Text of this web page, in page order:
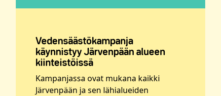
Vedensäästökampanja
käynnistyy Järvenpään alueen
kiinteistöissä
Kampanjassa ovat mukana kaikki
Järvenpään ja sen lähialueiden